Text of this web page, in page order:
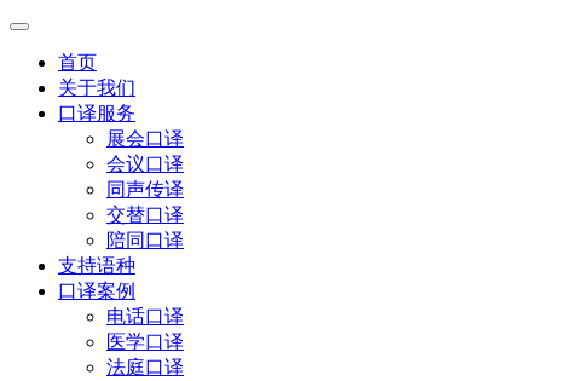
首页
关于我们
口译服务
展会口译
会议口译
同声传译
交替口译
陪同口译
支持语种
口译案例
电话口译
医学口译
法庭口译